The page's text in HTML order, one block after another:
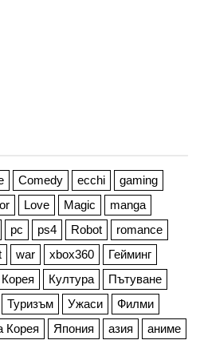
Comedy ecchi
gaming
Love Magic
manga
pc ps4 Robot
romance
war xbox360
Гейминг
Корея Култура
Пътуване
Туризъм Ужаси
Филми
Корея Япония азия аниме